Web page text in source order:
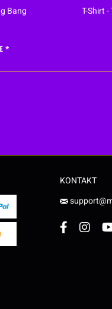
Bang
*
T-Shirt
KONTAKT